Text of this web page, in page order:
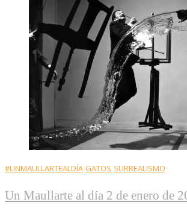
#UNMAULLARTEALDÍA GATOS SURREALISMO
Un Maullarte al día 2 de enero de